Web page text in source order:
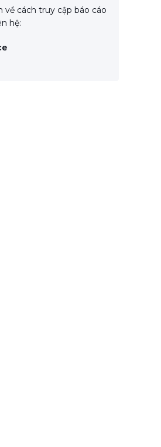
cách truy cập báo cáo
hệ: